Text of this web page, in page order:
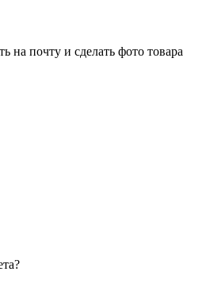
на почту и сделать фото товара